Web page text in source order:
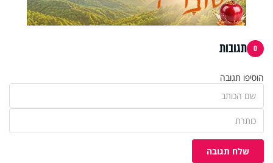
0 תגובות
הוסיפו תגובה
שלח תגובה